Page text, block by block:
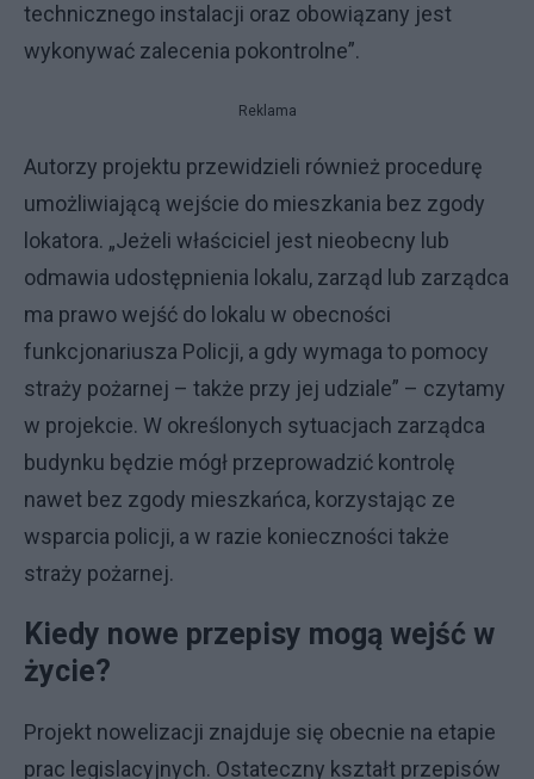
technicznego instalacji oraz obowiązany jest
wykonywać zalecenia pokontrolne”.
Reklama
Autorzy projektu przewidzieli również procedurę
umożliwiającą wejście do mieszkania bez zgody
lokatora. „Jeżeli właściciel jest nieobecny lub
odmawia udostępnienia lokalu, zarząd lub zarządca
ma prawo wejść do lokalu w obecności
funkcjonariusza Policji, a gdy wymaga to pomocy
straży pożarnej – także przy jej udziale” – czytamy
w projekcie. W określonych sytuacjach zarządca
budynku będzie mógł przeprowadzić kontrolę
nawet bez zgody mieszkańca, korzystając ze
wsparcia policji, a w razie konieczności także
straży pożarnej.
Kiedy nowe przepisy mogą wejść w
życie?
Projekt nowelizacji znajduje się obecnie na etapie
prac legislacyjnych. Ostateczny kształt przepisów